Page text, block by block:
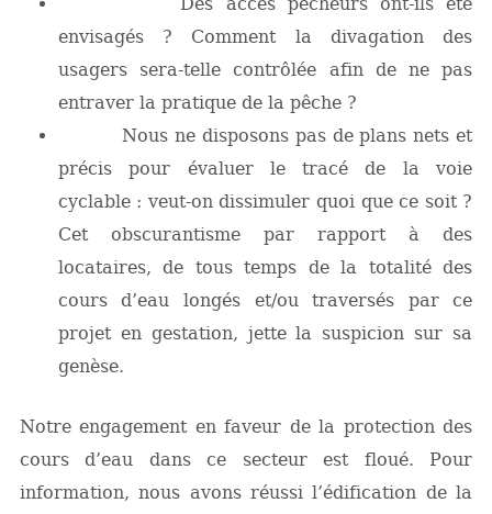
Des accès pêcheurs ont-ils été
envisagés ? Comment la divagation des
usagers sera-telle contrôlée afin de ne pas
entraver la pratique de la pêche ?
Nous ne disposons pas de plans nets et
précis pour évaluer le tracé de la voie
cyclable : veut-on dissimuler quoi que ce soit ?
Cet obscurantisme par rapport à des
locataires, de tous temps de la totalité des
cours d’eau longés et/ou traversés par ce
projet en gestation, jette la suspicion sur sa
genèse.
Notre engagement en faveur de la protection des
cours d’eau dans ce secteur est floué. Pour
information, nous avons réussi l’édification de la